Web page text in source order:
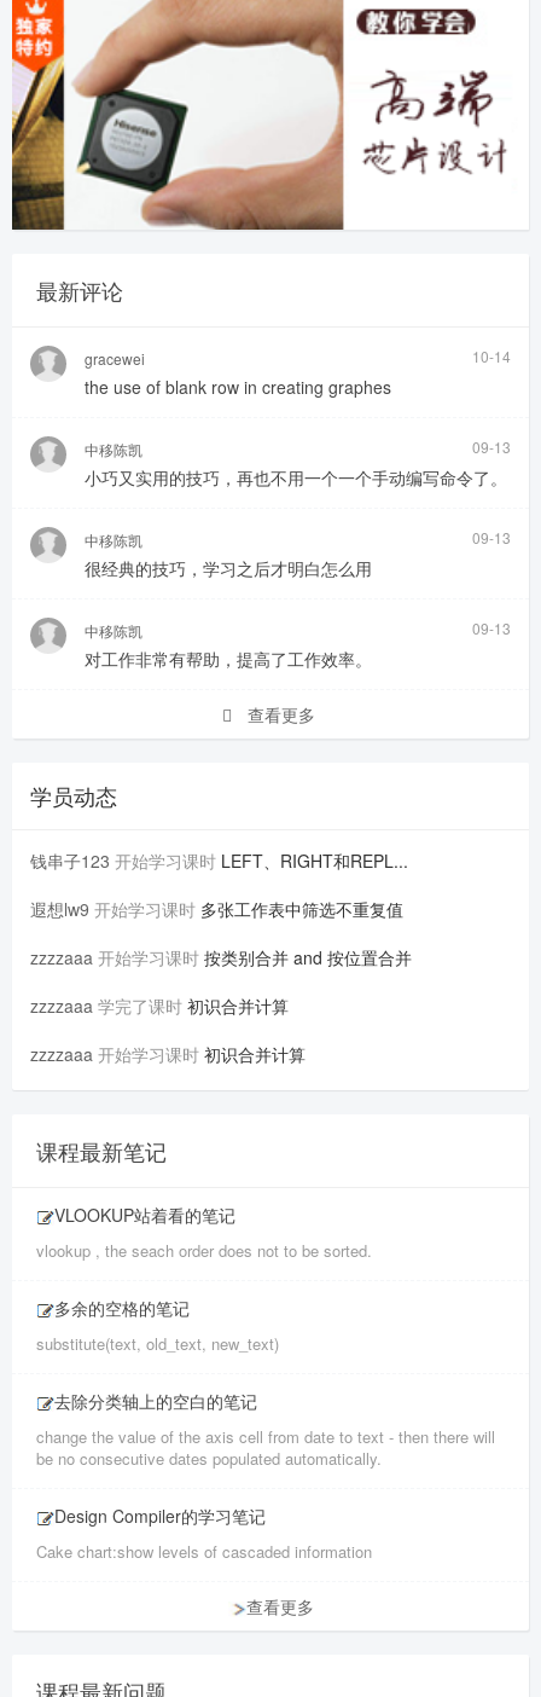
最新评论
gracewei 10-14
the use of blank row in creating graphes
中移陈凯 09-13
小巧又实用的技巧，再也不用一个一个手动编写命令了。
中移陈凯 09-13
很经典的技巧，学习之后才明白怎么用
中移陈凯 09-13
对工作非常有帮助，提高了工作效率。
查看更多
学员动态
钱串子123 开始学习课时 LEFT、RIGHT和REPL...
遐想lw9 开始学习课时 多张工作表中筛选不重复值
zzzzaaa 开始学习课时 按类别合并 and 按位置合并
zzzzaaa 学完了课时 初识合并计算
zzzzaaa 开始学习课时 初识合并计算
课程最新笔记
VLOOKUP站着看的笔记
vlookup , the seach order does not to be sorted.
多余的空格的笔记
substitute(text, old_text, new_text)
去除分类轴上的空白的笔记
change the value of the axis cell from date to text - then there will
be no consecutive dates populated automatically.
Design Compiler的学习笔记
Cake chart:show levels of cascaded information
查看更多